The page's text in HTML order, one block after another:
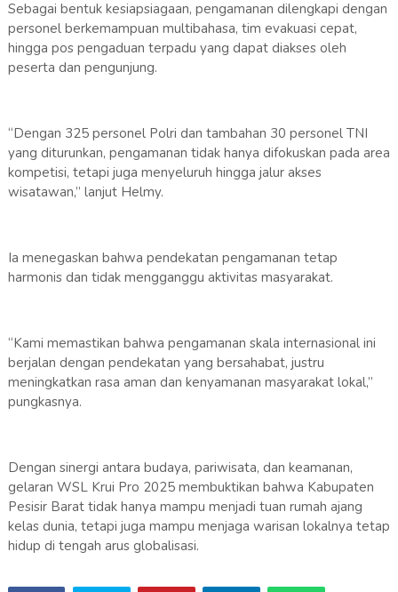
Sebagai bentuk kesiapsiagaan, pengamanan dilengkapi dengan
personel berkemampuan multibahasa, tim evakuasi cepat,
hingga pos pengaduan terpadu yang dapat diakses oleh
peserta dan pengunjung.
“Dengan 325 personel Polri dan tambahan 30 personel TNI
yang diturunkan, pengamanan tidak hanya difokuskan pada area
kompetisi, tetapi juga menyeluruh hingga jalur akses
wisatawan,” lanjut Helmy.
Ia menegaskan bahwa pendekatan pengamanan tetap
harmonis dan tidak mengganggu aktivitas masyarakat.
“Kami memastikan bahwa pengamanan skala internasional ini
berjalan dengan pendekatan yang bersahabat, justru
meningkatkan rasa aman dan kenyamanan masyarakat lokal,”
pungkasnya.
Dengan sinergi antara budaya, pariwisata, dan keamanan,
gelaran WSL Krui Pro 2025 membuktikan bahwa Kabupaten
Pesisir Barat tidak hanya mampu menjadi tuan rumah ajang
kelas dunia, tetapi juga mampu menjaga warisan lokalnya tetap
hidup di tengah arus globalisasi.